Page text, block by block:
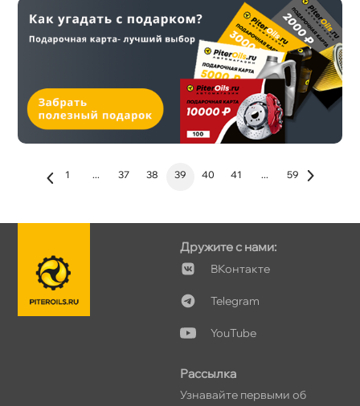
1 ... 37 38 39 40 41 ... 59
Дружите с нами:
Контакте
Telegram
YouTube
Рассылка
Узнавайте первыми о